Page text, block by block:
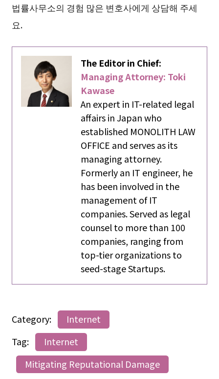
법률사무소의 경험 많은 변호사에게 상담해 주세
요.
The Editor in Chief:
Managing Attorney: Toki
Kawase
An expert in IT-related legal
affairs in Japan who
established MONOLITH LAW
OFFICE and serves as its
managing attorney.
Formerly an IT engineer, he
has been involved in the
management of IT
companies. Served as legal
counsel to more than 100
companies, ranging from
top-tier organizations to
seed-stage Startups.
Category:
Internet
Tag:
Internet
Mitigating Reputational Damage